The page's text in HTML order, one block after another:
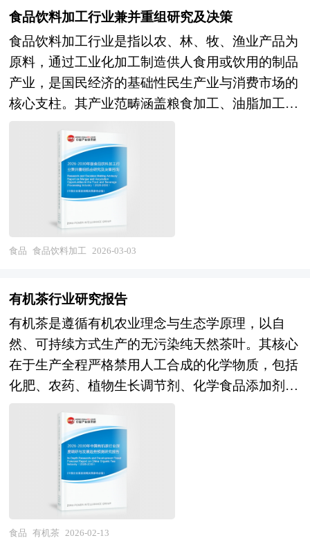
容进行详细的阐述和深入的分析，着重对山茶油业
务的发展进行详尽深入的分析，并根据山茶油行业
的政策经济发展环境对山茶油行业潜在的风险和防
范建议进行分析。最后提出研究者对山茶油行业的
研究观点，以供投资决策者参考。
的显著特征。作为消暑解渴与休闲享受的双重载
求，更是社交分享、文化表达、情绪疗愈的重要媒
介，其产业属性兼具快消品的规模经济性与时尚消
费品的创新性的双重特质。 当前，中国冰淇淋市
场正处于消费升级深化与竞争格局重构的关键转型
期。在市场规模层面，国内冰淇淋消费量稳居全球
第一，但人均消费量与发达国家仍有差距，市场从
高速增长向存量竞争转变，高端化与性价比分化并
存。在产品创新层面，原料升级趋势明显，生牛
乳、稀奶油、进口乳制品替代植脂末与代可可脂，
品质化与健康化诉求推动低糖、低脂、高蛋白、益
生菌等功能性产品涌现；植物基冰淇淋（燕麦奶、
联名（白酒、奶茶、文创IP）制造话题与溢价，但
同质化与过度营销引发消费者疲劳；地域特色（如
黄酒、花椒、螺蛳粉口味）与怀旧复古（老冰棍、
绿豆冰）创新活跃。在价格带层面，钟薛高等高端
品牌打开价格天花板后，市场呈现"两头大中间
端市场竞争激烈。在渠道变革层面，传统商超、便
利店仍是主渠道但增长放缓，电商冷链配送能力提
升，O2O即时零售（外卖、社区团购）满足即时性
需求；冰淇淋专卖店、茶饮店附带冰淇淋、景区文
创店等体验式场景兴起；下沉市场潜力释放，但冷
链基础设施与消费习惯培育仍需时日。在产业格局
食品饮料加工行业兼并重组研究及决策
食品饮料加工行业是指以农、林、牧、渔业产品为
原料，通过工业化加工制造供人食用或饮用的制品
产业，是国民经济的基础性民生产业与消费市场的
核心支柱。其产业范畴涵盖粮食加工、油脂加工、
品、方便食品、保健食品等多元品类，涉及食品科
学、生物技术、机械工程、供应链管理、品牌营销
等多领域交叉融合，具有刚需属性强、消费频次
高、产业链条长、安全要求严苛、创新迭代快的显
著特征。作为满足人民基本生活需求与品质消费升
级的重要载体，食品饮料加工行业不仅直接贡献经
需扩大的关键抓手，其产业属性兼具传统制造业的
质，是衡量国家民生保障水平与消费活力的重要标
志。 企业并购包括兼并与收购。公司兼并是指经
由转移公司所有权的形式，一家或多家公司的全部
资产与责任不需经过清算都转移为另一公司所有，
而接受全部资产与责任的另一公司仍然完全以自身
名义继续运行。公司收购则是指一家公司经由收购
另一公司的股票或股份等方式，取得该另一公司的
控制权或管理权。企业在并购及资产重组活动中会
涉及到诸多专业问题，比如并购目标公司的选定，
目标公司资产估值，并购重组方式的选择、融资方
式的选择，并购成本的控制，并购的法律问题等
食品 食品饮料加工 2026-03-03
有机茶行业研究报告
有机茶是遵循有机农业理念与生态学原理，以自
然、可持续方式生产的无污染纯天然茶叶。其核心
在于生产全程严格禁用人工合成的化学物质，包括
化肥、农药、植物生长调节剂、化学食品添加剂及
治，均采用生态调控、生物防治、物理防治等自然
手段。例如，通过施用腐熟有机肥、种植绿肥、覆
盖作物残体等方式改善土壤结构，利用天敌昆虫、
性信息素诱捕、人工除草等替代化学农药，确保茶
树生长环境纯净无污染。 有机茶的生产体系强调
全流程质量控制，涵盖种植、采摘、加工、包装、
食品 有机茶 2026-02-13